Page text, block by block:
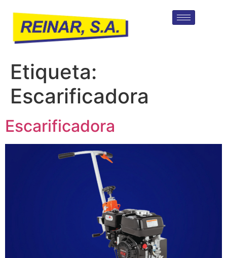
Etiqueta:
Escarificadora
Escarificadora